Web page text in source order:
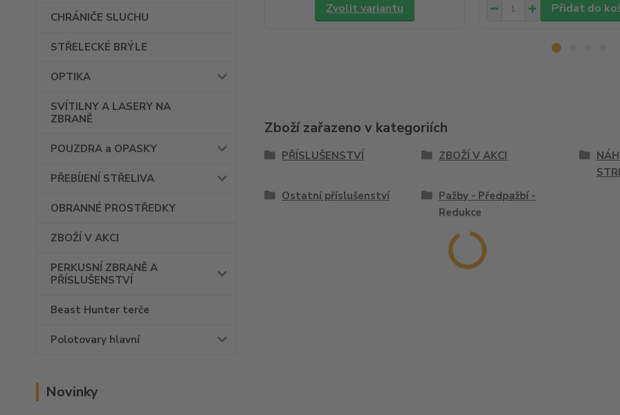
CHRÁNIČE SLUCHU
STŘELECKÉ BRÝLE
OPTIKA
SVÍTILNY A LASERY NA
ZBRANĚ
POUZDRA a OPASKY
PŘEBÍJENÍ STŘELIVA
OBRANNÉ PROSTŘEDKY
ZBOŽÍ V AKCI
PERKUSNÍ ZBRANĚ A
PŘÍSLUŠENSTVÍ
Beast Hunter terče
Polotovary hlavní
Novinky
Zvolit variantu Přidat do
Zboží zařazeno v kategoriích
PŘÍSLUŠENSTVÍ ZBOŽÍ V AKCI
Ostatní příslušenství
Pažby - Předpažbí -
Redukce